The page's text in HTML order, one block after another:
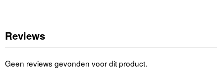
Reviews
Geen reviews gevonden voor dit product.